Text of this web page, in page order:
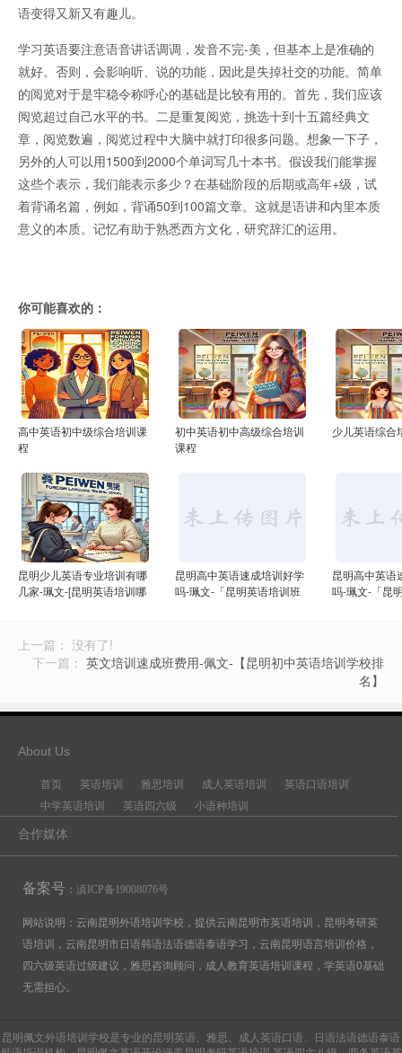
语变得又新又有趣儿。
学习英语要注意语音讲话调调，发音不完-美，但基本上是准确的
就好。否则，会影响听、说的功能，因此是失掉社交的功能。简单
的阅览对于是牢稳令称呼心的基础是比较有用的。首先，我们应该
阅览超过自己水平的书。二是重复阅览，挑选十到十五篇经典文
章，阅览数遍，阅览过程中大脑中就打印很多问题。想象一下子，
另外的人可以用1500到2000个单词写几十本书。假设我们能掌握
这些个表示，我们能表示多少？在基础阶段的后期或高年+级，试
着背诵名篇，例如，背诵50到100篇文章。这就是语讲和内里本质
意义的本质。记忆有助于熟悉西方文化，研究辞汇的运用。
你可能喜欢的：
高中英语初中级综合培训课
程
初中英语初中高级综合培训
课程
少儿英语综合
昆明少儿英语专业培训有哪
几家-珮文-[昆明英语培训哪
昆明高中英语速成培训好学
吗-珮文-「昆明英语培训班
昆明高中英语
吗-珮文-「昆
上一篇： 没有了!
下一篇： 英文培训速成班费用-佩文-【昆明初中英语培训学校排
名】
About Us
首页 英语培训 雅思培训 成人英语培训
英语口语培训
中学英语培训
英语四六级 小语种培训
合作媒体
备案号： 滇ICP备19008076号
网站说明：云南昆明外语培训学校，提供云南昆明市英语培训，昆明考研英
语培训，云南昆明市日语韩语法语德语泰语学习，云南昆明语言培训价格，
四六级英语过级建议，雅思咨询顾问，成人教育英语培训课程，学英语0基础
无需担心。
昆明佩文外语培训学校是专业的昆明英语、雅思、成人英语口语、日语法语德语泰语